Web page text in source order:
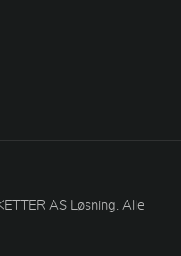
AS Løsning. Alle